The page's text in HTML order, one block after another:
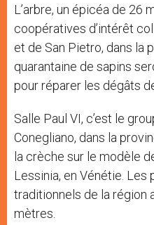
L’arbre, un épicéa de 26
coopératives d’intérêt
et de San Pietro, dans la
quarantaine de sapins
pour réparer les dégâts
Salle Paul VI, c’est le
Conegliano, dans la
la crèche sur le modèle
Lessinia, en Vénétie.
traditionnels de la région
mètres.